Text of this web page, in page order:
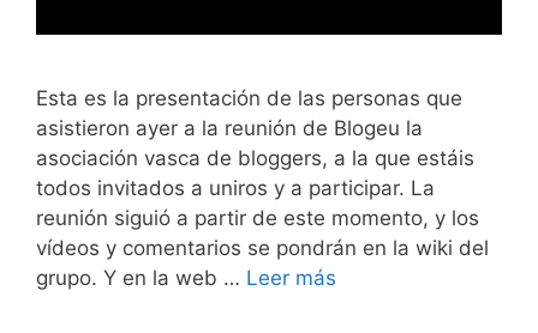
Esta es la presentación de las personas que
asistieron ayer a la reunión de Blogeu la
asociación vasca de bloggers, a la que estáis
todos invitados a uniros y a participar. La
reunión siguió a partir de este momento, y los
vídeos y comentarios se pondrán en la wiki del
grupo. Y en la web … Leer más